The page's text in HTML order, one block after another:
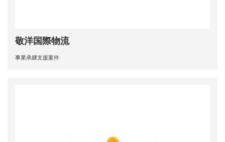
敬洋国際物流
事業承継支援案件